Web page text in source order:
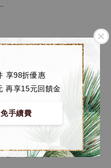
享98折優惠
再享15元回饋金
手續費
供參考)
發貨時間為準